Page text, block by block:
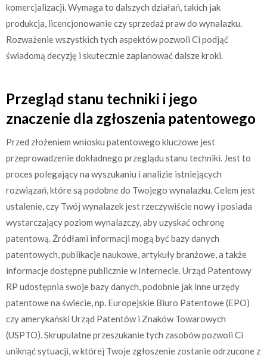
komercjalizacji. Wymaga to dalszych działań, takich jak
produkcja, licencjonowanie czy sprzedaż praw do wynalazku.
Rozważenie wszystkich tych aspektów pozwoli Ci podjąć
świadomą decyzję i skutecznie zaplanować dalsze kroki.
Przegląd stanu techniki i jego
znaczenie dla zgłoszenia patentowego
Przed złożeniem wniosku patentowego kluczowe jest
przeprowadzenie dokładnego przeglądu stanu techniki. Jest to
proces polegający na wyszukaniu i analizie istniejących
rozwiązań, które są podobne do Twojego wynalazku. Celem jest
ustalenie, czy Twój wynalazek jest rzeczywiście nowy i posiada
wystarczający poziom wynalazczy, aby uzyskać ochronę
patentową. Źródłami informacji mogą być bazy danych
patentowych, publikacje naukowe, artykuły branżowe, a także
informacje dostępne publicznie w Internecie. Urząd Patentowy
RP udostępnia swoje bazy danych, podobnie jak inne urzędy
patentowe na świecie, np. Europejskie Biuro Patentowe (EPO)
czy amerykański Urząd Patentów i Znaków Towarowych
(USPTO). Skrupulatne przeszukanie tych zasobów pozwoli Ci
uniknąć sytuacji, w której Twoje zgłoszenie zostanie odrzucone z